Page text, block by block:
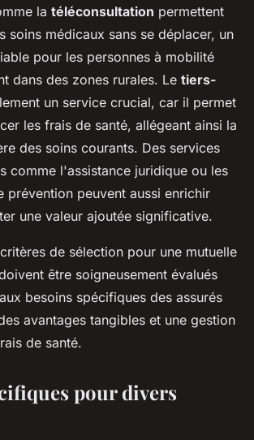
la téléconsultation permettent
soins médicaux sans se déplacer, un
pour les personnes à mobilité
dans des zones rurales. Le tiers-
un service crucial, car il permet
les frais de santé, allégeant ainsi la
des soins courants. Des services
comme l'assistance juridique ou les
prévention peuvent aussi enrichir
une valeur ajoutée significative.
de sélection pour une mutuelle
être soigneusement évalués
besoins spécifiques des assurés
avantages tangibles et une gestion
de santé.
pour divers